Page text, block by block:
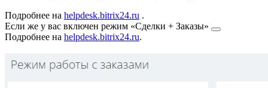
Подробнее на helpdesk.bitrix24.ru .
Если же у вас включен режим «Сделки + Заказы»
Подробнее на helpdesk.bitrix24.ru.